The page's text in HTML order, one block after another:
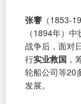
张謇 （1853-
（1894年）
战争后，面对
行实业救国 ，
轮船公司等20
发展。